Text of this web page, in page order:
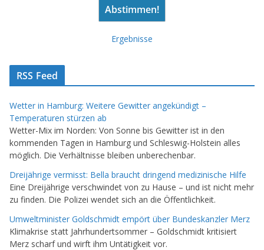
Ergebnisse
RSS Feed
Wetter in Hamburg: Weitere Gewitter angekündigt –
Temperaturen stürzen ab
Wetter-Mix im Norden: Von Sonne bis Gewitter ist in den
kommenden Tagen in Hamburg und Schleswig-Holstein alles
möglich. Die Verhältnisse bleiben unberechenbar.
Dreijährige vermisst: Bella braucht dringend medizinische Hilfe
Eine Dreijährige verschwindet von zu Hause – und ist nicht mehr
zu finden. Die Polizei wendet sich an die Öffentlichkeit.
Umweltminister Goldschmidt empört über Bundeskanzler Merz
Klimakrise statt Jahrhundertsommer – Goldschmidt kritisiert
Merz scharf und wirft ihm Untätigkeit vor.